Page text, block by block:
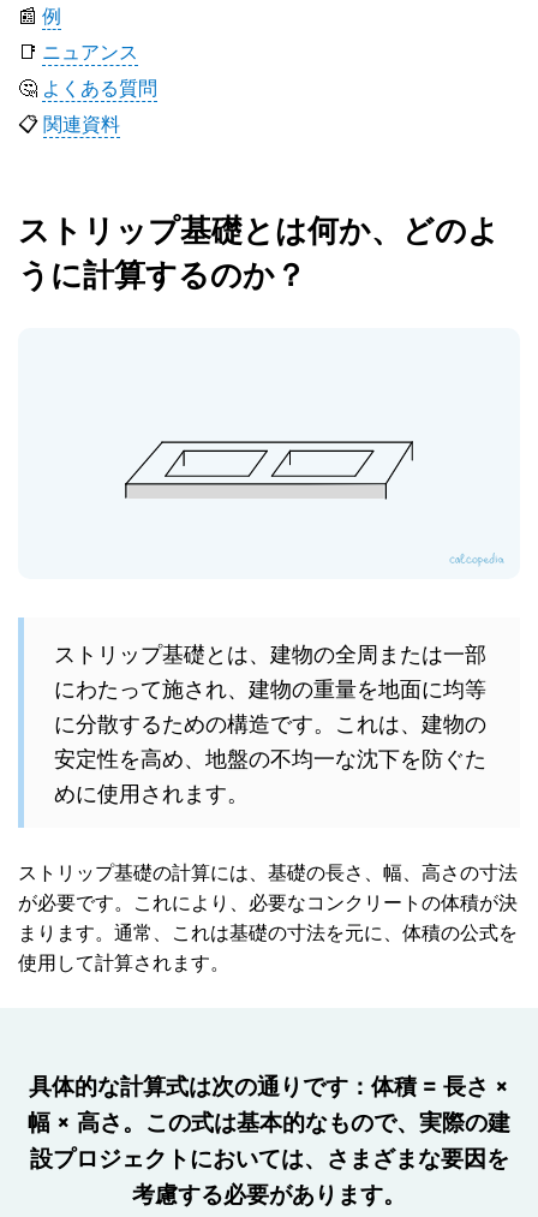
📰 例
📑 ニュアンス
🤔 よくある質問
📋関連資料
ストリップ基礎とは何か、どのよ
うに計算するのか？
ストリップ基礎とは、建物の全周または一部
にわたって施され、建物の重量を地面に均等
に分散するための構造です。これは、建物の
安定性を高め、地盤の不均一な沈下を防ぐた
めに使用されます。
ストリップ基礎の計算には、基礎の長さ、幅、高さの寸法
が必要です。これにより、必要なコンクリートの体積が決
まります。通常、これは基礎の寸法を元に、体積の公式を
使用して計算されます。
具体的な計算式は次の通りです：体積 = 長さ ×
幅 × 高さ。この式は基本的なもので、実際の建
設プロジェクトにおいては、さまざまな要因を
考慮する必要があります。